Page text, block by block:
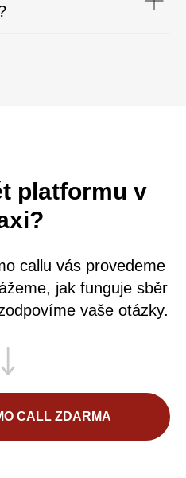
platformu v
callu vás provedeme
jak funguje sběr
vaše otázky.
CALL ZDARMA